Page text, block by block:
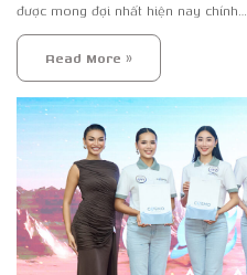
được mong đợi nhất hiện nay chính…
Read More »